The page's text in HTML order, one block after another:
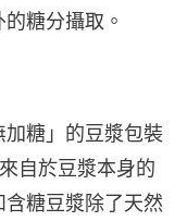
糖分攝取。
糖」的豆漿包裝
自於豆漿本身的
糖豆漿除了天然